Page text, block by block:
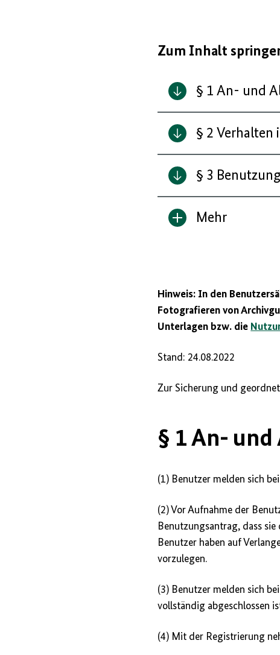
Zum Inhalt
§ 1 An- und
§ 2 Verhalten
§ 3
Inhalt
Mehr
Hinweis: In den
Fotografieren von
Unterlagen bzw. die
Stand: 24.08.2022
Zur Sicherung und
§ 1 An-
(1) Benutzer melden sich
(2) Vor Aufnahme der
Benutzungsantrag, dass
Benutzer haben auf
vorzulegen.
(3) Benutzer melden sich
vollständig abgeschlossen
(4) Mit der Registrierung